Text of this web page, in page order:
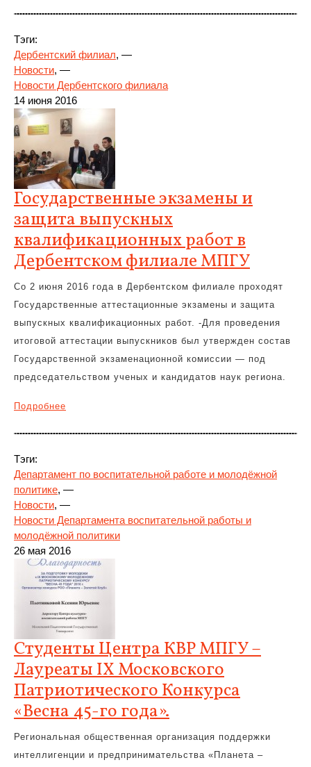
Тэги:
Дербентский филиал, —
Новости, —
Новости Дербентского филиала
14 июня 2016
Государственные экзамены и
защита выпускных
квалификационных работ в
Дербентском филиале МПГУ
Со 2 июня 2016 года в Дербентском филиале проходят
Государственные аттестационные экзамены и защита
выпускных квалификационных работ. -Для проведения
итоговой аттестации выпускников был утвержден состав
Государственной экзаменационной комиссии — под
председательством ученых и кандидатов наук региона.
Подробнее
Тэги:
Департамент по воспитательной работе и молодёжной
политике, —
Новости, —
Новости Департамента воспитательной работы и
молодёжной политики
26 мая 2016
Студенты Центра КВР МПГУ –
Лауреаты IX Московского
Патриотического Конкурса
«Весна 45-го года».
Региональная общественная организация поддержки
интеллигенции и предпринимательства «Планета –